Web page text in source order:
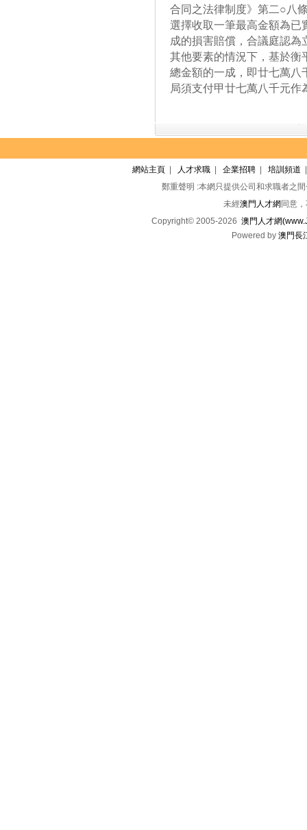
合同之法律制度》第二○八
選擇收取一筆最高金額為已
成的損害賠償，合議庭認
其他要素的情況下，基於衡
總金額的一成，即廿七萬八
局須支付甲廿七萬八千元作
網站主頁 人才求職 企業招聘 培訓頻道
鄭重聲明 :本網只提供公司和求職者之
未經澳門人才網 同意
Copyright© 2005-2026 澳門人才網
Powered by 澳門長